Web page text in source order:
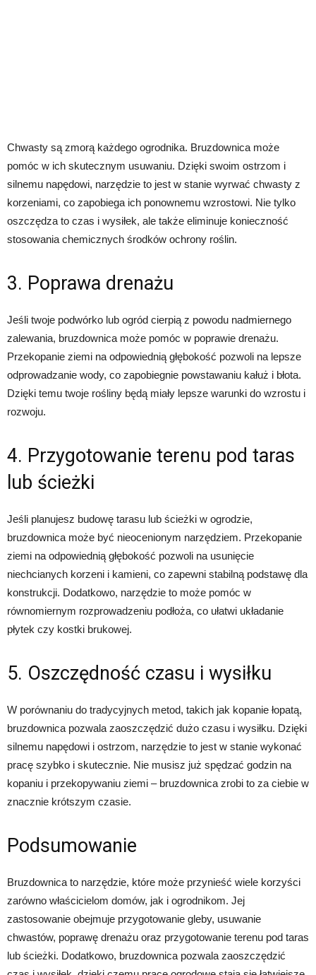
Chwasty są zmorą każdego ogrodnika. Bruzdownica może
pomóc w ich skutecznym usuwaniu. Dzięki swoim ostrzom i
silnemu napędowi, narzędzie to jest w stanie wyrwać chwasty z
korzeniami, co zapobiega ich ponownemu wzrostowi. Nie tylko
oszczędza to czas i wysiłek, ale także eliminuje konieczność
stosowania chemicznych środków ochrony roślin.
3. Poprawa drenażu
Jeśli twoje podwórko lub ogród cierpią z powodu nadmiernego
zalewania, bruzdownica może pomóc w poprawie drenażu.
Przekopanie ziemi na odpowiednią głębokość pozwoli na lepsze
odprowadzanie wody, co zapobiegnie powstawaniu kałuż i błota.
Dzięki temu twoje rośliny będą miały lepsze warunki do wzrostu i
rozwoju.
4. Przygotowanie terenu pod taras
lub ścieżki
Jeśli planujesz budowę tarasu lub ścieżki w ogrodzie,
bruzdownica może być nieocenionym narzędziem. Przekopanie
ziemi na odpowiednią głębokość pozwoli na usunięcie
niechcianych korzeni i kamieni, co zapewni stabilną podstawę dla
konstrukcji. Dodatkowo, narzędzie to może pomóc w
równomiernym rozprowadzeniu podłoża, co ułatwi układanie
płytek czy kostki brukowej.
5. Oszczędność czasu i wysiłku
W porównaniu do tradycyjnych metod, takich jak kopanie łopatą,
bruzdownica pozwala zaoszczędzić dużo czasu i wysiłku. Dzięki
silnemu napędowi i ostrzom, narzędzie to jest w stanie wykonać
pracę szybko i skutecznie. Nie musisz już spędzać godzin na
kopaniu i przekopywaniu ziemi – bruzdownica zrobi to za ciebie w
znacznie krótszym czasie.
Podsumowanie
Bruzdownica to narzędzie, które może przynieść wiele korzyści
zarówno właścicielom domów, jak i ogrodnikom. Jej
zastosowanie obejmuje przygotowanie gleby, usuwanie
chwastów, poprawę drenażu oraz przygotowanie terenu pod taras
lub ścieżki. Dodatkowo, bruzdownica pozwala zaoszczędzić